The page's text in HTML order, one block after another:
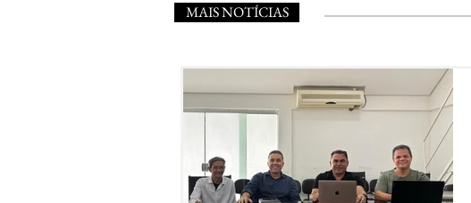
MAIS NOTÍCIAS